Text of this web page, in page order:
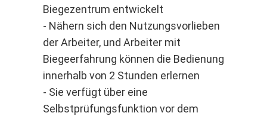
Biegezentrum entwickelt
- Nähern sich den Nutzungsvorlieben
der Arbeiter, und Arbeiter mit
Biegeerfahrung können die Bedienung
innerhalb von 2 Stunden erlernen
- Sie verfügt über eine
Selbstprüfungsfunktion vor dem